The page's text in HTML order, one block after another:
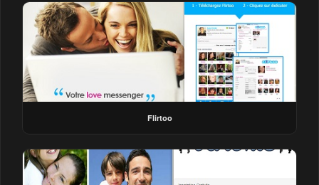
Flirtoo